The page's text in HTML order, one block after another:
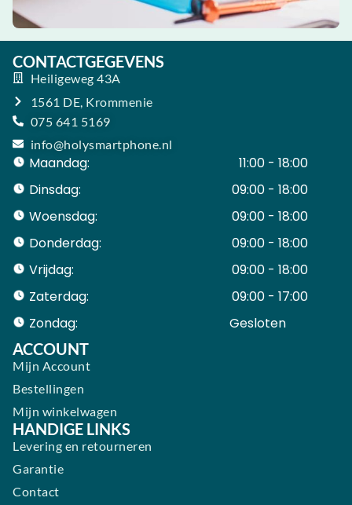
CONTACTGEGEVENS
Heiligeweg 43A
1561 DE, Krommenie
075 641 5169
info@holysmartphone.nl
Maandag:
11:00 - 18:00
Dinsdag:
09:00 - 18:00
Woensdag:
09:00 - 18:00
Donderdag:
09:00 - 18:00
Vrijdag:
09:00 - 18:00
Zaterdag:
09:00 - 17:00
Zondag:
Gesloten ​ ​ ​ ​ ​ ​ ​
ACCOUNT
Mijn Account
Bestellingen
Mijn winkelwagen
HANDIGE LINKS
Levering en retourneren
Garantie
Contact